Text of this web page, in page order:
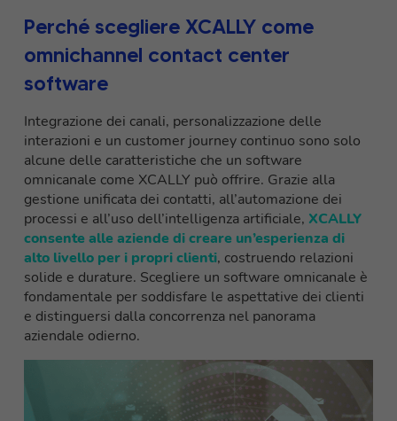
Perché scegliere XCALLY come
omnichannel contact center
software
Integrazione dei canali, personalizzazione delle
interazioni e un customer journey continuo sono solo
alcune delle caratteristiche che un software
omnicanale come XCALLY può offrire. Grazie alla
gestione unificata dei contatti, all’automazione dei
processi e all’uso dell’intelligenza artificiale, XCALLY
consente alle aziende di creare un’esperienza di
alto livello per i propri clienti, costruendo relazioni
solide e durature. Scegliere un software omnicanale è
fondamentale per soddisfare le aspettative dei clienti
e distinguersi dalla concorrenza nel panorama
aziendale odierno.